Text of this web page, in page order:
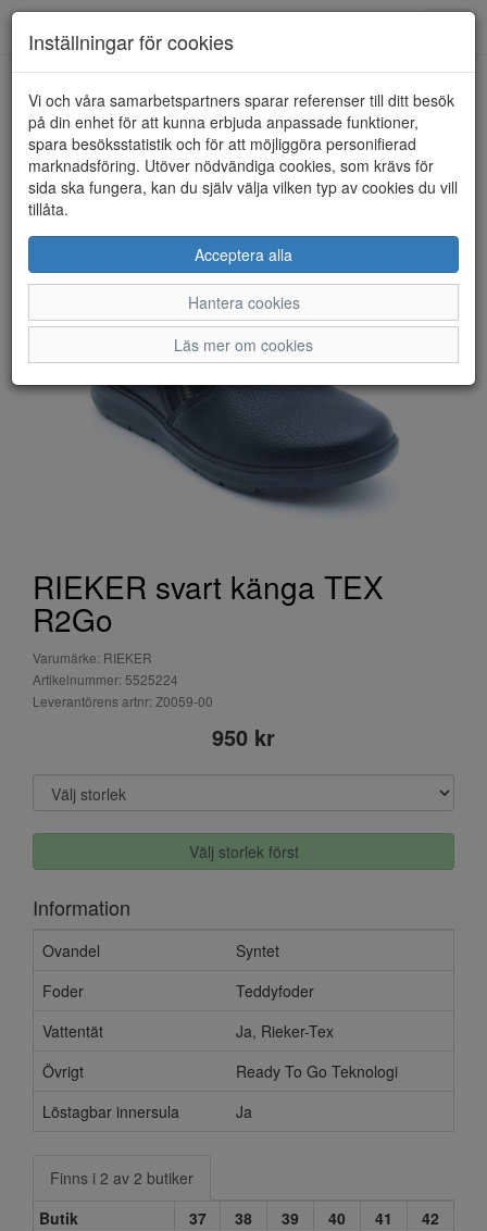
HEM RIEKER
RIEKER svart känga TEX
R2Go
Varumärke: RIEKER
Artikelnummer: 5525224
Leverantörens artnr: Z0059-00
950 kr
Välj storlek först
Information
Ovandel
Syntet
Foder
Teddyfoder
Vattentät
Ja, Rieker-Tex
Övrigt
Ready To Go Teknologi
Löstagbar innersula
Ja
Finns i 2 av 2 butiker
Butik
37 38 39 40 41
42
Inställningar för cookies
Vi och våra samarbetspartners sparar referenser till ditt besök
på din enhet för att kunna erbjuda anpassade funktioner,
spara besöksstatistik och för att möjliggöra personifierad
marknadsföring. Utöver nödvändiga cookies, som krävs för
sida ska fungera, kan du själv välja vilken typ av cookies du vill
tillåta.
Acceptera alla
Hantera cookies
Läs mer om cookies